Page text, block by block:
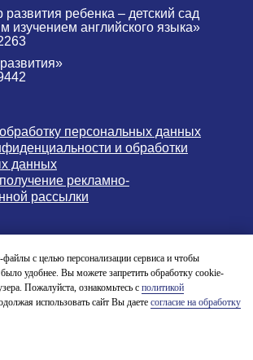
ребенка – детский сад
изучением английского языка»
& Primary School 2004-2026
персональных данных
и обработки
данных
рекламно-
рассылки
ПРЕДЛОЖЕНИЕ
с целью персонализации сервиса и чтобы
удобнее. Вы можете запретить обработку cookie-
Пожалуйста, ознакомьтесь с политикой
использовать сайт Вы даете согласие на обработку